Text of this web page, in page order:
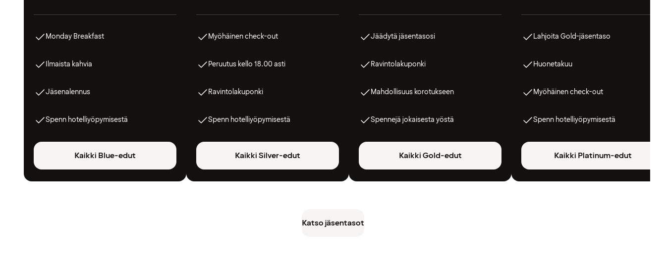
Monday Breakfast
Ilmaista kahvia
Jäsenalennus
Spenn hotelliyöpymisestä
Kaikki Blue-edut
Myöhäinen check-out
Peruutus kello 18.00 asti
Ravintolakuponki
Spenn hotelliyöpymisestä
Kaikki Silver-edut
Jäädytä jäsentasosi
Ravintolakuponki
Mahdollisuus korotukseen
Spennejä jokaisesta yöstä
Kaikki Gold-edut
Lahjoita Gold-jäsentaso
Huonetakuu
Myöhäinen check-out
Spenn hotelliyöpymisestä
Kaikki Platinum-edut
Katso jäsentasot